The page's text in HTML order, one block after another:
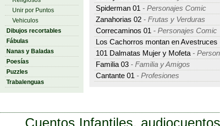
Unir por Puntos
Vehiculos
Dibujos recortables
Fábulas
Nanas y Baladas
Poesías
Puzzles
Trabalenguas
Spiderman 01 - Personajes Comic
Zanahorias 02 - Frutas y Verduras
Correcaminos 01 - Personajes Comic
Los Cachorros montan en Avestruces
101 Dalmatas Mujer y Mofeta -
Familia 03 - Familia y Amigos
Cantante 01 - Profesiones
Cuentos Infantiles,